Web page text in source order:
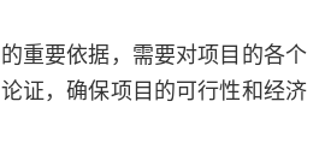
重要依据，需要对项目的各个
证，确保项目的可行性和经济